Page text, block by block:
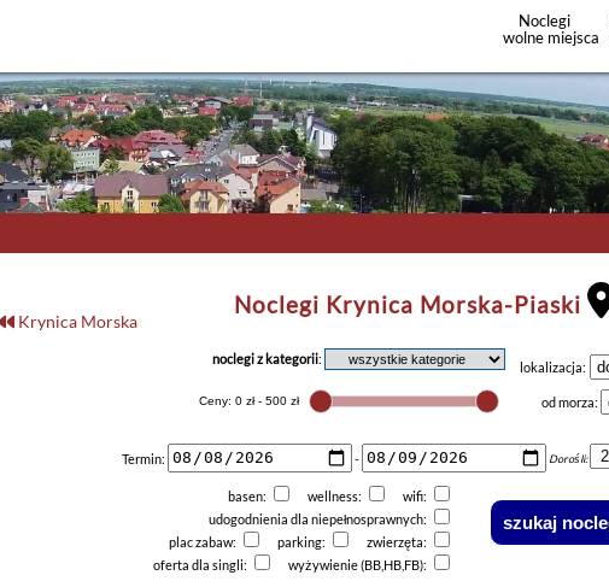
Noclegi
wolne miejsca
Noclegi Krynica Morska-Piaski
Krynica Morska
noclegi z kategorii:
lokalizacja:
od morza:
Termin: - Dorośli:
basen: wellness:
wifi:
udogodnienia dla niepełnosprawnych:
plac zabaw:
parking:
zwierzęta:
oferta dla singli:
wyżywienie (BB,HB,FB):